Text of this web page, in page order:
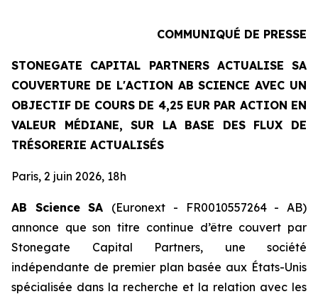
COMMUNIQUÉ DE PRESSE
STONEGATE CAPITAL PARTNERS ACTUALISE SA
COUVERTURE DE L'ACTION AB SCIENCE AVEC UN
OBJECTIF DE COURS DE 4,25 EUR PAR ACTION EN
VALEUR MÉDIANE, SUR LA BASE DES FLUX DE
TRÉSORERIE ACTUALISÉS
Paris, 2 juin 2026, 18h
AB Science SA (Euronext - FR0010557264 - AB)
annonce que son titre continue d’être couvert par
Stonegate Capital Partners, une société
indépendante de premier plan basée aux États-Unis
spécialisée dans la recherche et la relation avec les